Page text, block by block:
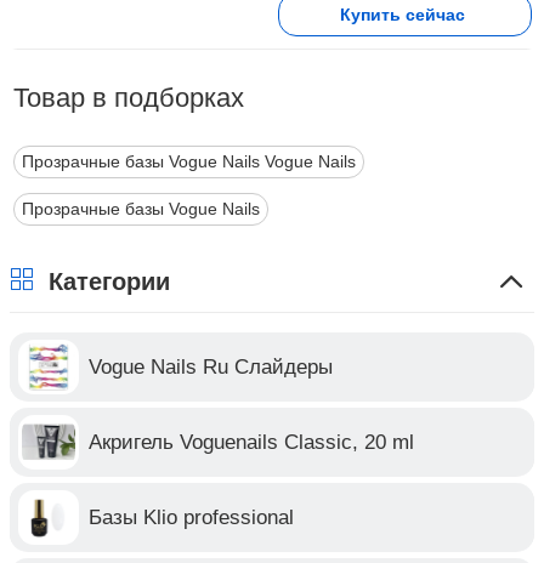
Купить сейчас
Товар в подборках
Прозрачные базы Vogue Nails Vogue Nails
Прозрачные базы Vogue Nails
Категории
Vogue Nails Ru Слайдеры
Акригель Voguenails Classic, 20 ml
Базы Klio professional